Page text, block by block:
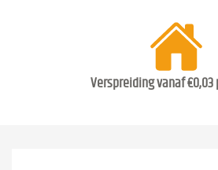
Verspreiding vanaf €0,03